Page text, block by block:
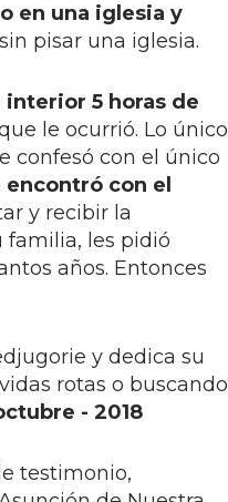
en una iglesia y
pisar una iglesia.
5 horas de
le ocurrió. Lo único
confesó con el único
con el
y recibir la
familia, les pidió
años. Entonces
y dedica su
rotas o buscando
- 2018
testimonio,